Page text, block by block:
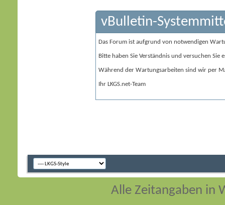
vBulletin-
Das Forum ist aufgrund von notwendigen
Bitte haben Sie Verständnis und versuchen Sie
Während der Wartungsarbeiten sind wir per
Ihr LKGS.net-Team
Alle Zeitangaben in